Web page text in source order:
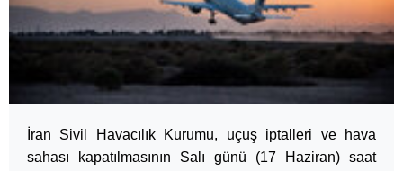
İran Sivil Havacılık Kurumu, uçuş iptalleri ve hava
sahası kapatılmasının Salı günü (17 Haziran) saat